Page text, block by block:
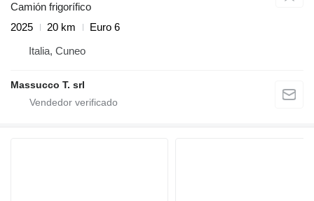
Camión frigorífico
2025
20 km
Euro 6
Italia, Cuneo
Massucco T. srl